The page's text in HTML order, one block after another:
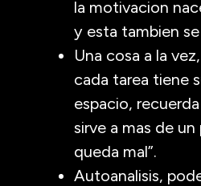
la motivacion
y esta tambien
Una cosa a la
cada tarea tiene
espacio,
sirve a mas de
queda mal”.
Autoanalisis,